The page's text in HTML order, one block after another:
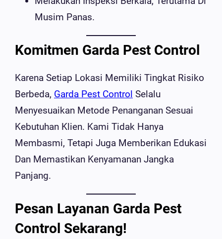
Musim Panas.
Komitmen Garda Pest Control
Karena Setiap Lokasi Memiliki Tingkat Risiko
Berbeda, Garda Pest Control Selalu
Menyesuaikan Metode Penanganan Sesuai
Kebutuhan Klien. Kami Tidak Hanya
Membasmi, Tetapi Juga Memberikan Edukasi
Dan Memastikan Kenyamanan Jangka
Panjang.
Pesan Layanan Garda Pest
Control Sekarang!